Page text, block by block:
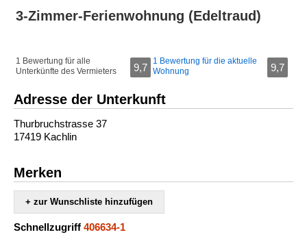
3-Zimmer-Ferienwohnung (Edeltraud)
1 Bewertung für alle
Unterkünfte des Vermieters
9,7
1 Bewertung für die aktuelle
Wohnung
9,7
Adresse der Unterkunft
Thurbruchstrasse 37
17419 Kachlin
Merken
+ zur Wunschliste hinzufügen
Schnellzugriff 406634-1